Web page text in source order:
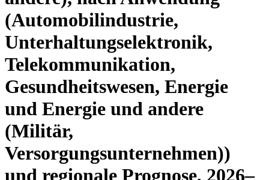
(Automobilindustrie,
Unterhaltungselektronik,
Telekommunikation,
Gesundheitswesen, Energie
und Energie und andere
(Militär,
Versorgungsunternehmen))
und regionale Prognose, 2026–